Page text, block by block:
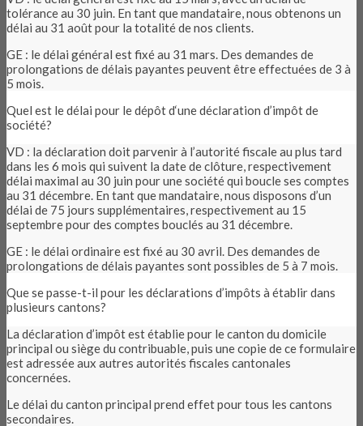
tolérance au 30 juin. En tant que mandataire, nous obtenons un
délai au 31 août pour la totalité de nos clients.
GE : le délai général est fixé au 31 mars. Des demandes de
prolongations de délais payantes peuvent être effectuées de 3 à
5 mois.
Quel est le délai pour le dépôt d‘une déclaration d’impôt de
société?
VD : la déclaration doit parvenir à l’autorité fiscale au plus tard
dans les 6 mois qui suivent la date de clôture, respectivement
délai maximal au 30 juin pour une société qui boucle ses comptes
au 31 décembre. En tant que mandataire, nous disposons d’un
délai de 75 jours supplémentaires, respectivement au 15
septembre pour des comptes bouclés au 31 décembre.
GE : le délai ordinaire est fixé au 30 avril. Des demandes de
prolongations de délais payantes sont possibles de 5 à 7 mois.
Que se passe-t-il pour les déclarations d’impôts à établir dans
plusieurs cantons?
La déclaration d’impôt est établie pour le canton du domicile
principal ou siège du contribuable, puis une copie de ce formulaire
est adressée aux autres autorités fiscales cantonales
concernées.
Le délai du canton principal prend effet pour tous les cantons
secondaires.